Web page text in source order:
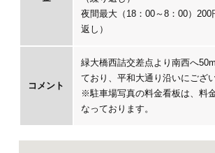
夜間最大（18：00～8：00）200
返し）
コメント
緑大橋西詰交差点より南西へ
ており、平和大通り沿いにござい
※駐車場写真の料金看板は、料
なっております。